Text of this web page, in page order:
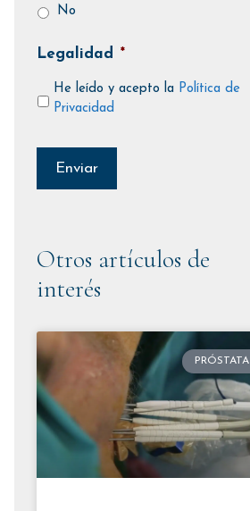
No
Legalidad *
He leído y acepto la Política de
Privacidad
Otros artículos de
interés
PRÓSTATA